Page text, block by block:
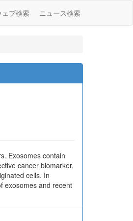
ェブ検索 ニュース検索
Exosomes contain
cancer biomarker,
cells. In
exosomes and recent